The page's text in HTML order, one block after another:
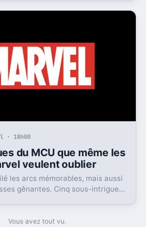
· 18h00
du MCU que même les
veulent oublier
les arcs mémorables, mais aussi
gênantes. Cinq sous-intrigues